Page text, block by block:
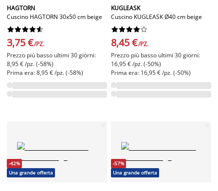
HAGTORN
Cuscino HAGTORN 30x50 cm beige






3,75 €/PZ.
Prezzo più basso ultimi 30 giorni:
8,95 € /pz. (-58%)
Prima era: 8,95 € /pz. (-58%)
KUGLEASK
Cuscino KUGLEASK Ø40 cm beige






8,45 €/PZ.
Prezzo più basso ultimi 30 giorni:
16,95 € /pz. (-50%)
Prima era: 16,95 € /pz. (-50%)
-42%
Una grande offerta
-57%
Una grande offerta